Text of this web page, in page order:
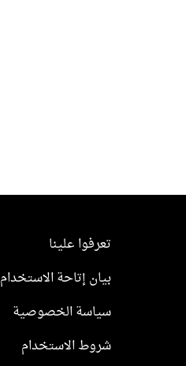
تعرفوا علينا
بيان إتاحة الاستخدام
سياسة الخصوصية
شروط الاستخدام